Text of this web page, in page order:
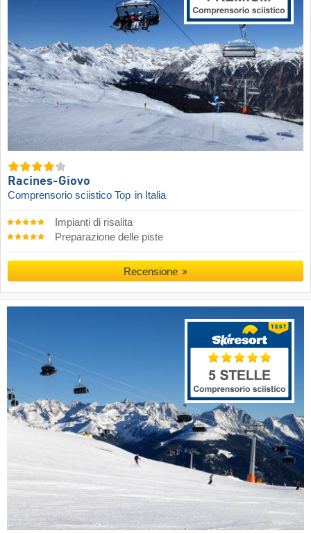
Racines-Giovo
Comprensorio sciistico Top in Italia
Impianti di risalita
Preparazione delle piste
Recensione